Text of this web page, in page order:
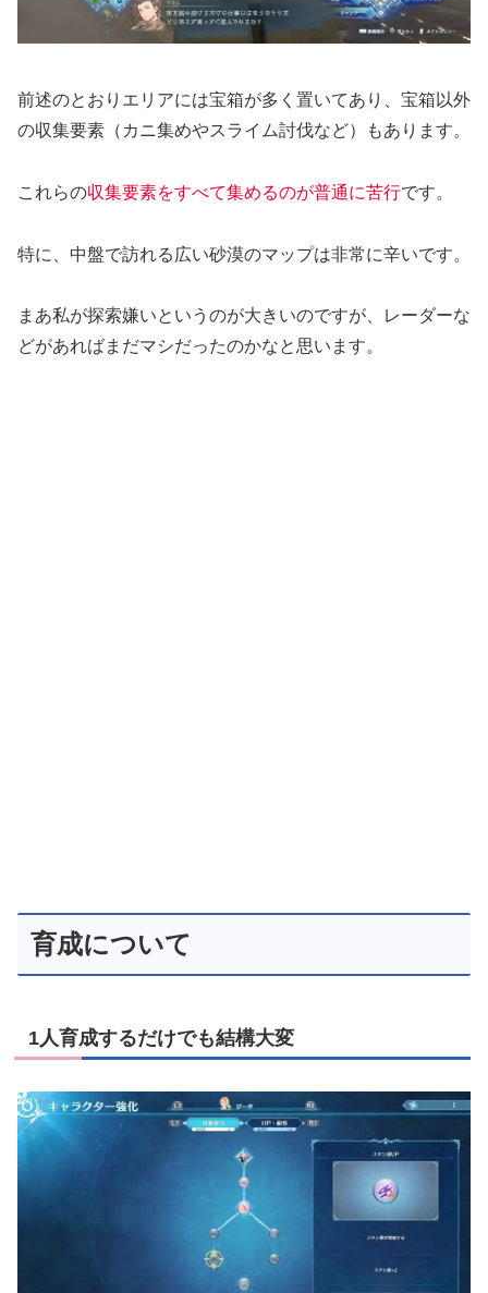
前述のとおりエリアには宝箱が多く置いてあり、宝箱以外
の収集要素（カニ集めやスライム討伐など）もあります。
これらの収集要素をすべて集めるのが普通に苦行です。
特に、中盤で訪れる広い砂漠のマップは非常に辛いです。
まあ私が探索嫌いというのが大きいのですが、レーダーな
どがあればまだマシだったのかなと思います。
育成について
1人育成するだけでも結構大変